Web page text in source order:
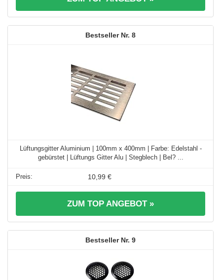
8
Lüftungsgitter Aluminium | 100mm x 400mm | Farbe: Edelstahl -
gebürstet | Lüftungs Gitter Alu | Stegblech | Bel? ...
10,99 €
ZUM TOP ANGEBOT »
9